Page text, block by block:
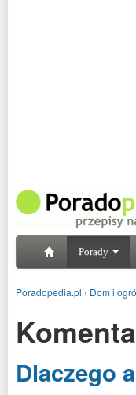
Porady
Poradopedia.pl › Dom i
Dlaczego